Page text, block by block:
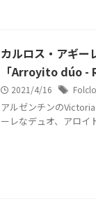
カルロス・アギー
「Arroyito dúo -
2021/4/16
アルゼンチンの
ーレなデュオ、アロイ